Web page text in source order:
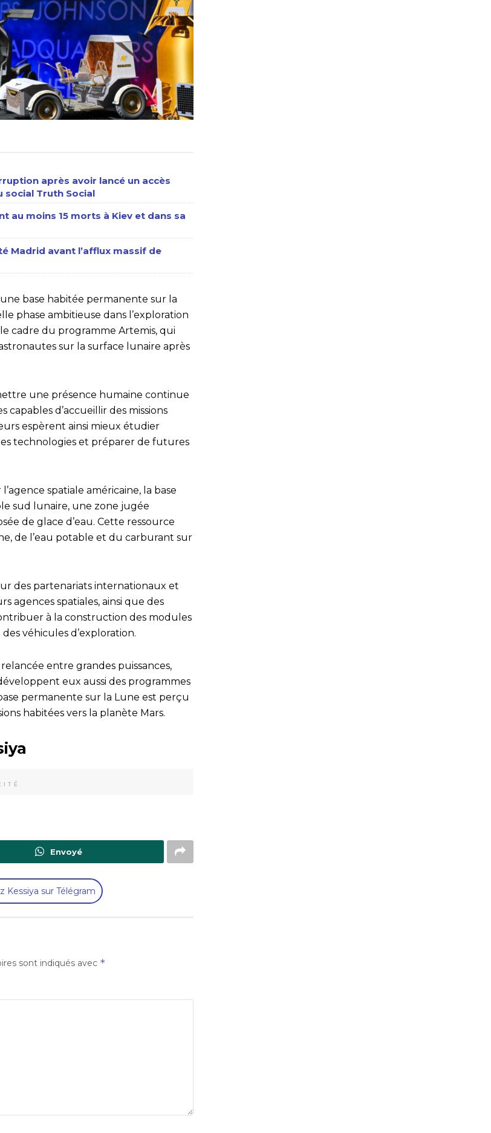
après avoir lancé un accès
social Truth Social
au moins 15 morts à Kiev et dans sa
Madrid avant l’afflux massif de
une base habitée permanente sur la
phase ambitieuse dans l’exploration
cadre du programme Artemis, qui
sur la surface lunaire après
une présence humaine continue
d’accueillir des missions
espèrent ainsi mieux étudier
technologies et préparer de futures
spatiale américaine, la base
sud lunaire, une zone jugée
de glace d’eau. Cette ressource
de l’eau potable et du carburant sur
des partenariats internationaux et
agences spatiales, ainsi que des
à la construction des modules
véhicules d’exploration.
entre grandes puissances,
eux aussi des programmes
permanente sur la Lune est perçu
habitées vers la planète Mars.
Envoyé
Kessiya sur Télégram
sont indiqués avec *